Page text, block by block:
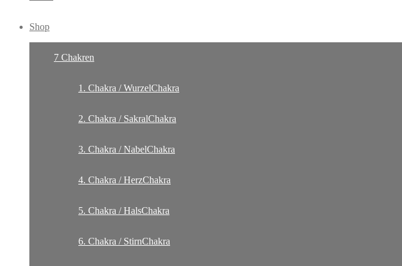
Shop
7 Chakren
1. Chakra / WurzelChakra
2. Chakra / SakralChakra
3. Chakra / NabelChakra
4. Chakra / HerzChakra
5. Chakra / HalsChakra
6. Chakra / StirnChakra